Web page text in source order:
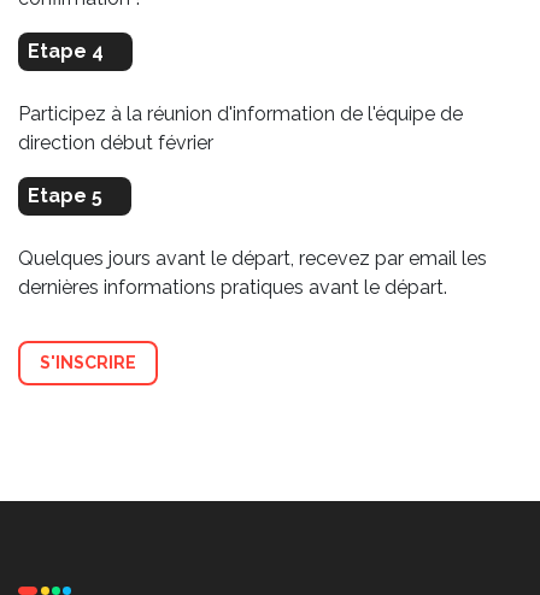
Etape 4
Participez à la réunion d'information de l'équipe de
direction début février
Etape 5
Quelques jours avant le départ, recevez par email les
dernières informations pratiques avant le départ.
S'INSCRIRE